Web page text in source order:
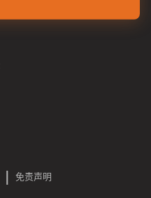
| 免责声明